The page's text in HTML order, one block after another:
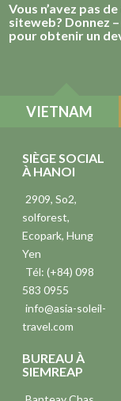
Vous n’avez pas
siteweb? Donnez
pour obtenir un
VIETNAM
SIÈGE SOCIAL
À HANOI
2909, So2,
solforest,
Ecopark, Hung
Yen
Tél: (+84) 098
583 0955
info@asia-soleil-
travel.com
BUREAU À
SIEMREAP